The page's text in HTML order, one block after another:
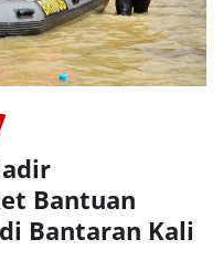
Bantuan
Bantaran Kali